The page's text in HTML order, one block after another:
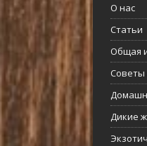
О нас
Статьи
Общая
Советы
Дикие